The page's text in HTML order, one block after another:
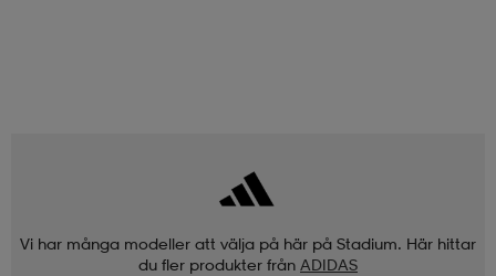
Vi har många modeller att välja på här på Stadium. Här hittar
du fler produkter från ADIDAS